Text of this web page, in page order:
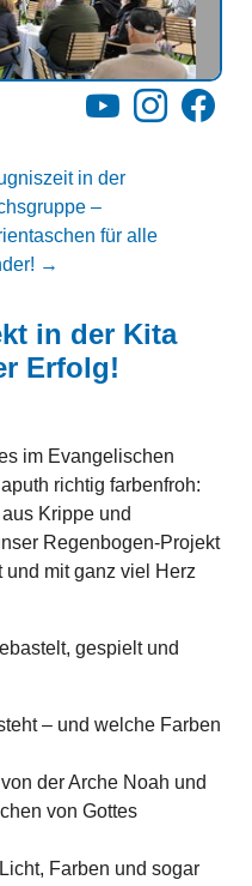
YouTubeInstagram
in der
–
für alle
→
in der Kita
Erfolg!
im Evangelischen
richtig farbenfroh:
Krippe und
Regenbogen-Projekt
mit ganz viel Herz
gespielt und
– und welche Farben
der Arche Noah und
von Gottes
Farben und sogar